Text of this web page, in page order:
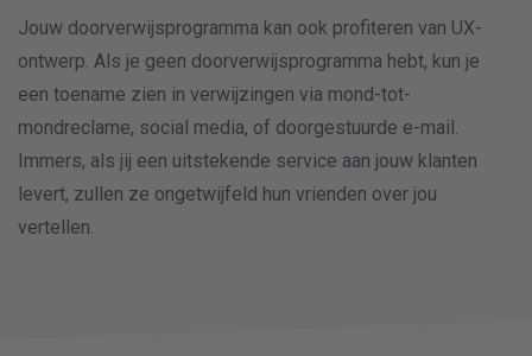
Jouw doorverwijsprogramma kan ook profiteren van UX-
ontwerp. Als je geen doorverwijsprogramma hebt, kun je
een toename zien in verwijzingen via mond-tot-
mondreclame, social media, of doorgestuurde e-mail.
Immers, als jij een uitstekende service aan jouw klanten
levert, zullen ze ongetwijfeld hun vrienden over jou
vertellen.